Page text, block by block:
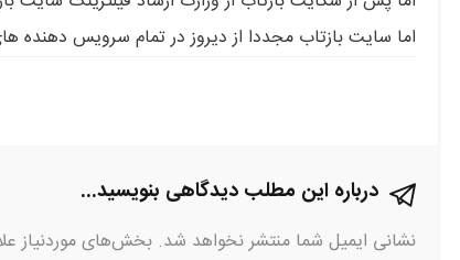
اما سایت بازتاب مجددا از دیروز در تمام سرویس دهنده
درباره این مطلب دیدگاهی بنویسید...
نشانی ایمیل شما منتشر نخواهد شد. بخش‌های موردنیاز